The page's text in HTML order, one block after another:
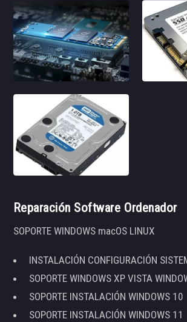
Reparación Software Ordenador
SOPORTE WINDOWS macOS LINUX
INSTALACIÓN CONFIGURACIÓN
SOPORTE WINDOWS XP VISTA
SOPORTE INSTALACIÓN WINDOWS 10
SOPORTE INSTALACIÓN WINDOWS 11